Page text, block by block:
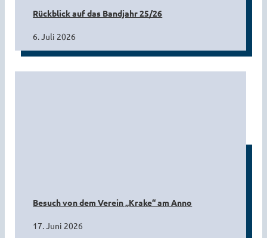
Rückblick auf das Bandjahr 25/26
6. Juli 2026
Besuch von dem Verein „Krake“ am Anno
17. Juni 2026